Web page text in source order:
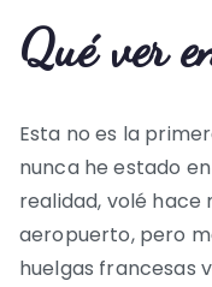
Qué ver
Esta no es la
nunca he estado
realidad, volé hace
aeropuerto, pero
huelgas francesas